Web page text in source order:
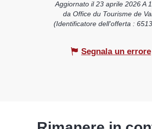
Aggiornato il 23 aprile 2026 A
da Office du Tourisme de
(Identificatore dell'offerta :
Segnala un errore